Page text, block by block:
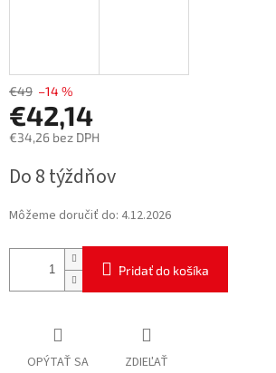
€49 –14 %
€42,14
€34,26 bez DPH
cena:
Do 8 týždňov
Môžeme doručiť do: 4.12.2026
Pridať do košíka
OPÝTAŤ SA ZDIEĽAŤ